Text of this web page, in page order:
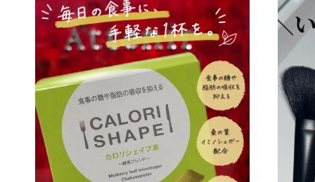
お友達紹介サ